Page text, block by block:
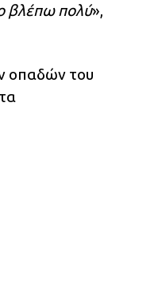
βλέπω πολύ»,
οπαδών του